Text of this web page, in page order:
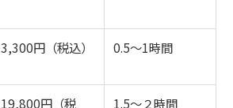
3,300円（税込） 0.5～1時間
19,800円（税
1.5～２時間